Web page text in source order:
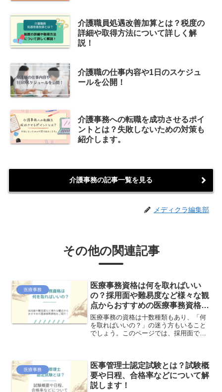
介護職員処遇改善加算とは？税度の
詳細や取得方法について詳しく解
説！
介護職の仕事内容や1日のスケジュ
ールを公開！
介護事務への転職を成功させるポイ
ントとは？失敗しないための対策も
紹介します。
介護事務の記事一覧を見る
メディクラ編集部
その他の関連記事
医療事務
医療事務資格は何を取ればいい
の？採用面や難易度など様々な観
点からおすすめの医療事務資格を
ご紹介！
医療事務の資格は十数種類もあり、「何
を取ればいいの？」の迷う方もいること
でしょう。このページでは、採用面で有
療事務の資格に挑戦する方はご参考にな
さってください。
医療事務
医事管理士認定試験とは？試験概
要や日程、合格率などについて解
説します！